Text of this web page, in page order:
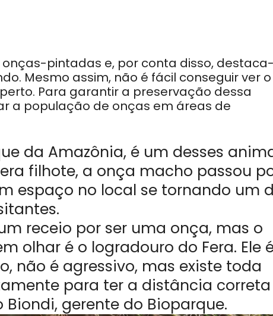
pintadas e, por conta disso,
Mesmo assim, não é fácil conseguir ver o
Para garantir a preservação dessa
a população de onças em áreas de
da Amazônia, é um desses
filhote, a onça macho passou
espaço no local se tornando um
receio por ser uma onça, mas o
olhar é o logradouro do Fera. Ele
não é agressivo, mas existe toda
para ter a distância correta
gerente do Bioparque.